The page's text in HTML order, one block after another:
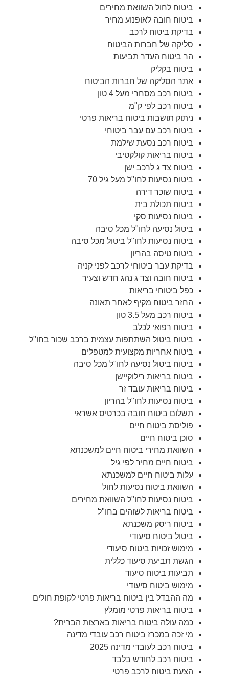
ביטוח לחול השוואת מחירים
ביטוח חובה לאופנוע מחיר
בדיקת ביטוח לרכב
סליקה של חברות הביטוח
הר ביטוח העדר תביעות
ביטוח בקליק
אתר הסליקה של חברות הביטוח
ביטוח רכב מסחרי מעל 4 טון
ביטוח רכב לפי ק"מ
ניתוק תושבות ביטוח בריאות פרטי
ביטוח רכב עם עבר ביטוחי
ביטוח רכב נסעת שילמת
ביטוח בריאות קולקטיבי
ביטוח צד ג לרכב ישן
ביטוח נסיעות לחו"ל מעל גיל 70
ביטוח שוכר דירה
ביטוח תכולת בית
ביטוח נסיעות סקי
ביטול נסיעה לחו"ל מכל סיבה
ביטוח נסיעות לחו"ל ביטול מכל סיבה
ביטוח טיסה בהריון
בדיקת עבר ביטוחי לרכב לפני קניה
ביטוח חובה וצד ג נהג חדש וצעיר
כפל ביטוחי בריאות
החזר ביטוח מקיף לאחר תאונה
ביטוח רכב מעל 3.5 טון
ביטוח רפואי לכלב
ביטוח ביטול השתתפות עצמית ברכב שכור בחו"ל
ביטוח אחריות מקצועית למטפלים
ביטוח ביטול נסיעה לחו"ל מכל סיבה
ביטוח בריאות רילוקיישן
ביטוח בריאות עובד זר
ביטוח נסיעות לחו"ל בהריון
תשלום ביטוח חובה בכרטיס אשראי
פוליסת ביטוח חיים
סוכן ביטוח חיים
השוואת מחירי ביטוח חיים למשכנתא
ביטוח חיים מחיר לפי גיל
עלות ביטוח חיים למשכנתא
השוואת ביטוח נסיעות לחול
ביטוח נסיעות לחו"ל השוואת מחירים
ביטוח בריאות לשוהים בחו"ל
ביטוח ריסק משכנתא
ביטול ביטוח סיעודי
מימוש זכויות ביטוח סיעודי
הגשת תביעת סיעוד כללית
תביעות ביטוח סיעוד
מימוש ביטוח סיעודי
מה ההבדל בין ביטוח בריאות פרטי לקופת חולים
ביטוח בריאות פרטי מומלץ
כמה עולה ביטוח בריאות בארצות הברית?
מי זכה במכרז ביטוח רכב עובדי מדינה
ביטוח רכב לעובדי מדינה 2025
ביטוח רכב לחודש בלבד
הצעת ביטוח לרכב פרטי